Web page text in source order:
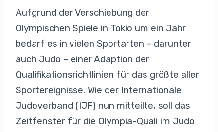
Aufgrund der Verschiebung der
Olympischen Spiele in Tokio um ein Jahr
bedarf es in vielen Sportarten – darunter
auch Judo – einer Adaption der
Qualifikationsrichtlinien für das größte aller
Sportereignisse. Wie der Internationale
Judoverband (IJF) nun mitteilte, soll das
Zeitfenster für die Olympia-Quali im Judo